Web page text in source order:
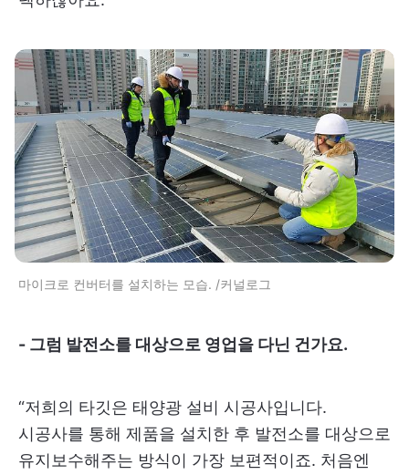
마이크로 컨버터를 설치하는 모습. /커널로그
- 그럼 발전소를 대상으로 영업을 다닌 건가요.
“저희의 타깃은 태양광 설비 시공사입니다.
시공사를 통해 제품을 설치한 후 발전소를 대상으로
유지보수해주는 방식이 가장 보편적이죠. 처음엔